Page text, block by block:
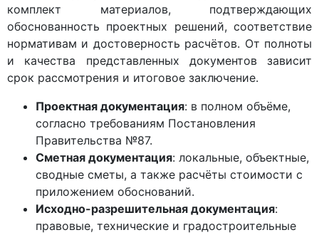
комплект материалов, подтверждающих
обоснованность проектных решений, соответствие
нормативам и достоверность расчётов. От полноты
и качества представленных документов зависит
срок рассмотрения и итоговое заключение.
Проектная документация: в полном объёме,
согласно требованиям Постановления
Правительства №87.
Сметная документация: локальные, объектные,
сводные сметы, а также расчёты стоимости с
приложением обоснований.
Исходно-разрешительная документация:
правовые, технические и градостроительные